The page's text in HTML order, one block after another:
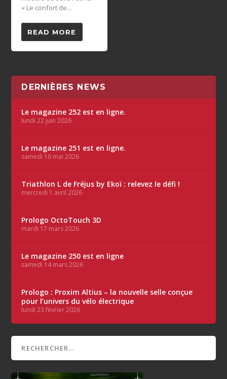
« Le confort de...
READ MORE
DERNIÈRES NEWS
Le magazine 252 est en ligne.
lundi 22 juin 2026
Le magazine 251 est en ligne.
samedi 16 mai 2026
Triathlon L de Fréjus by Ekoï : relevez le défi !
mercredi 1 avril 2026
Prologo OctoTouch 3D
mardi 17 mars 2026
Le magazine 250 est en ligne
samedi 14 mars 2026
Prologo : Proxim Altius – la nouvelle selle conçue
pour l’univers du vélo électrique
lundi 23 février 2026